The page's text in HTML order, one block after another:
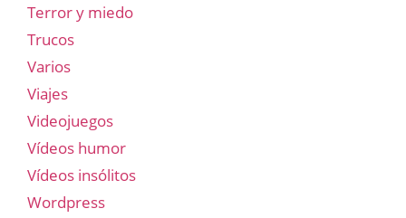
Terror y miedo
Trucos
Varios
Viajes
Videojuegos
Vídeos humor
Vídeos insólitos
Wordpress